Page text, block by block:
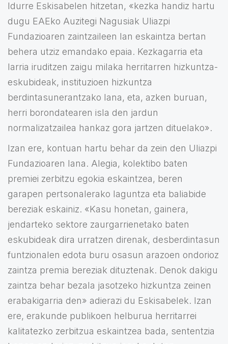
Idurre Eskisabelen hitzetan, «kezka handiz hartu
dugu EAEko Auzitegi Nagusiak Uliazpi
Fundazioaren zaintzaileen lan eskaintza bertan
behera utziz emandako epaia. Kezkagarria eta
larria iruditzen zaigu milaka herritarren hizkuntza-
eskubideak, instituzioen hizkuntza
berdintasunerantzako lana, eta, azken buruan,
herri borondatearen isla den jardun
normalizatzailea hankaz gora jartzen dituelako».
Izan ere, kontuan hartu behar da zein den Uliazpi
Fundazioaren lana. Alegia, kolektibo baten
premiei zerbitzu egokia eskaintzea, beren
garapen pertsonalerako laguntza eta baliabide
bereziak eskainiz. «Kasu honetan, gainera,
jendarteko sektore zaurgarrienetako baten
eskubideak dira urratzen direnak, desberdintasun
funtzionalen edota buru osasun arazoen ondorioz
zaintza premia bereziak dituztenak. Denok dakigu
zaintza behar bezala jasotzeko hizkuntza zeinen
erabakigarria den» adierazi du Eskisabelek. Izan
ere, erakunde publikoen helburua herritarrei
kalitatezko zerbitzua eskaintzea bada, sententzia